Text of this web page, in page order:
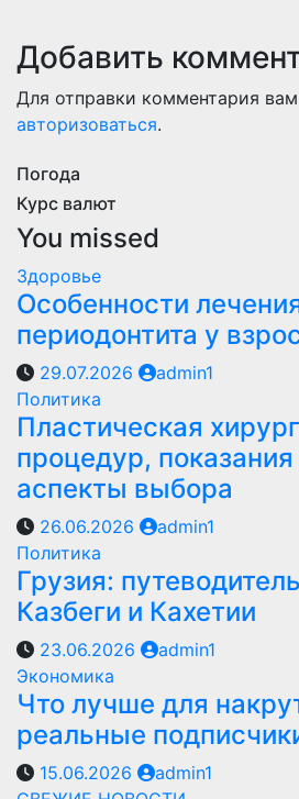
Добавить
Для отправки комментария
авторизоваться.
Погода
Курс валют
You missed
Здоровье
Особенности
периодонтита у
29.07.2026
admin1
Политика
Пластическая
процедур,
аспекты выбора
26.06.2026
admin1
Политика
Грузия:
Казбеги и Кахетии
23.06.2026
admin1
Экономика
Что лучше для
реальные
15.06.2026
admin1